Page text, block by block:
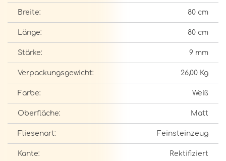
Breite: 80 cm
Länge: 80 cm
Stärke: 9 mm
Verpackungsgewicht: 26,00 Kg
Farbe: Weiß
Oberfläche: Matt
Fliesenart: Feinsteinzeug
Kante: Rektifiziert